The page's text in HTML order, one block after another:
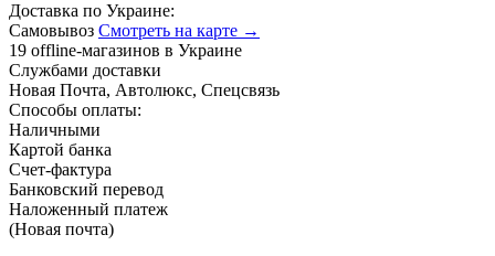
Доставка по Украине:
Самовывоз Смотреть на карте →
19 offline-магазинов в Украине
Службами доставки
Новая Почта, Автолюкс, Спецсвязь
Способы оплаты:
Наличными
Картой банка
Счет-фактура
Банковский перевод
Наложенный платеж
(Новая почта)